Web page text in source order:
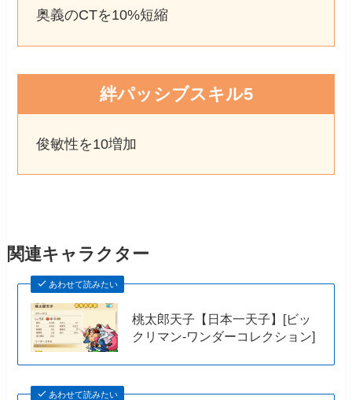
奥義のCTを10%短縮
絆パッシブスキル5
俊敏性を10増加
関連キャラクター
あわせて読みたい
桃太郎天子【日本一天子】[ビッ
クリマン-ワンダーコレクション]
あわせて読みたい